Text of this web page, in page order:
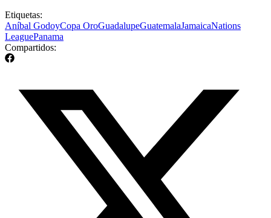
Etiquetas:
Aníbal GodoyCopa OroGuadalupeGuatemalaJamaicaNations
LeaguePanama
Compartidos: